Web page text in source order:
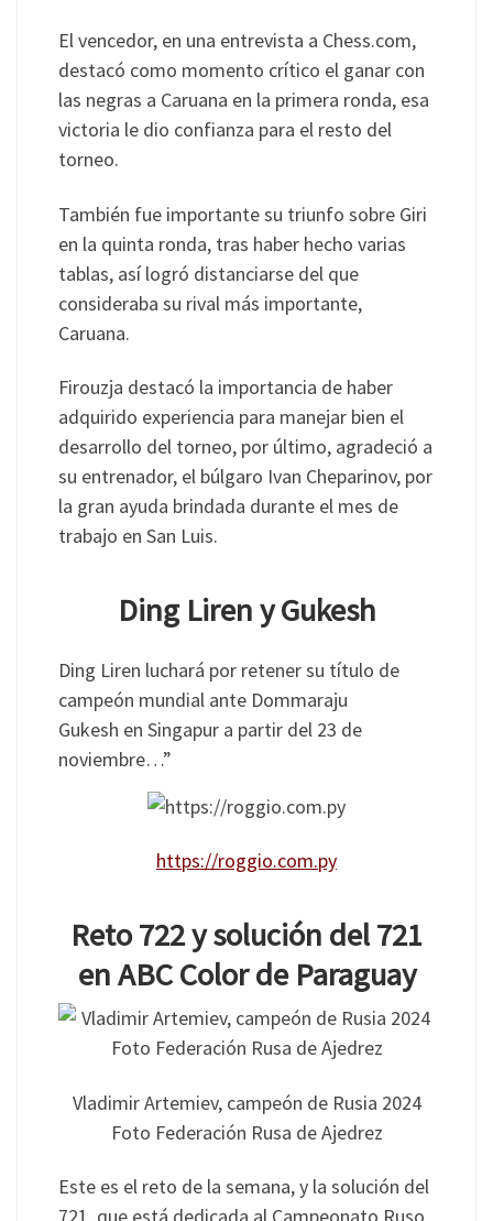
El vencedor, en una entrevista a Chess.com,
destacó como momento crítico el ganar con
las negras a Caruana en la primera ronda, esa
victoria le dio confianza para el resto del
torneo.
También fue importante su triunfo sobre Giri
en la quinta ronda, tras haber hecho varias
tablas, así logró distanciarse del que
consideraba su rival más importante,
Caruana.
Firouzja destacó la importancia de haber
adquirido experiencia para manejar bien el
desarrollo del torneo, por último, agradeció a
su entrenador, el búlgaro Ivan Cheparinov, por
la gran ayuda brindada durante el mes de
trabajo en San Luis.
Ding Liren y Gukesh
Ding Liren luchará por retener su título de
campeón mundial ante Dommaraju
Gukesh en Singapur a partir del 23 de
noviembre…”
https://roggio.com.py
Reto 722 y solución del 721
en ABC Color de Paraguay
Vladimir Artemiev, campeón de Rusia 2024
Foto Federación Rusa de Ajedrez
Este es el reto de la semana, y la solución del